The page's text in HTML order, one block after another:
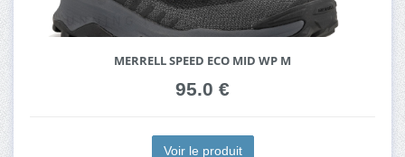
MERRELL SPEED ECO MID WP M
95.0 €
Voir le produit